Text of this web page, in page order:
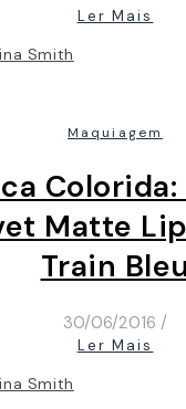
Ler Mais
Smith
Maquiagem
Colorida:
Matte
Train Bleu
30/06/2016 /
Ler Mais
Smith